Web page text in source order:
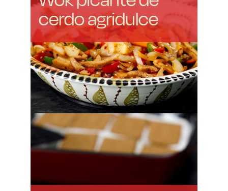
cerdo agridulce